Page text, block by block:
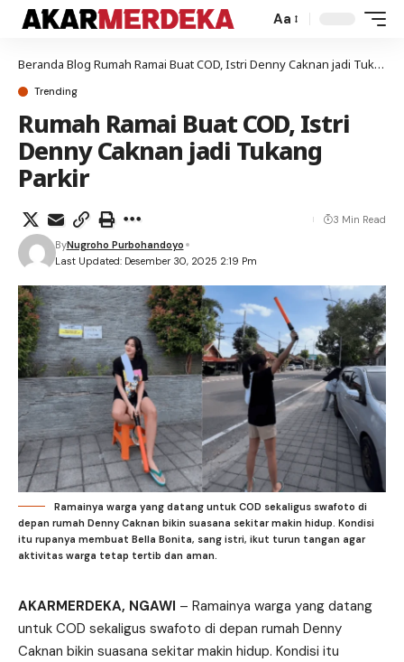
Aa
Beranda Blog Rumah Ramai Buat COD, Istri Denny Caknan jadi Tukang Parkir
Trending
Rumah Ramai Buat COD, Istri
Denny Caknan jadi Tukang
Parkir
Last Updated: Desember 30, 2025 2:19 Pm
ByNugroho Purbohandoyo
3 Min Read
Ramainya warga yang datang untuk COD sekaligus swafoto di
depan rumah Denny Caknan bikin suasana sekitar makin hidup. Kondisi
itu rupanya membuat Bella Bonita, sang istri, ikut turun tangan agar
aktivitas warga tetap tertib dan aman.
AKARMERDEKA, NGAWI – Ramainya warga yang datang
untuk COD sekaligus swafoto di depan rumah Denny
Caknan bikin suasana sekitar makin hidup. Kondisi itu